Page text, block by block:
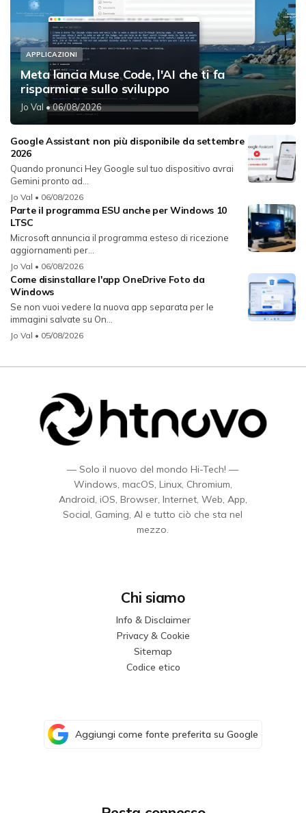
APPLICAZIONI
Meta lancia Muse Code, l'AI che ti fa
risparmiare sullo sviluppo
Jo Val • 06/08/2026
Google Assistant non più disponibile da settembre
2026
Quando pronunci Hey Google sul tuo dispositivo avrai
Gemini pronto ad...
Jo Val • 06/08/2026
Parte il programma ESU anche per Windows 10
LTSC
Microsoft annuncia il programma esteso di ricezione
aggiornamenti per...
Jo Val • 06/08/2026
Come disinstallare l'app OneDrive Foto da
Windows
Se non vuoi vedere la nuova app separata per le
immagini salvate su On...
Jo Val • 05/08/2026
— Solo il nuovo del mondo Hi-Tech! —
Windows, macOS, Linux, Chromium,
Android, iOS, Browser, Internet, Web, App,
Social, Gaming, AI e tutto ciò che sta nel
mezzo.
Chi siamo
Info & Disclaimer
Privacy & Cookie
Sitemap
Codice etico
Aggiungi come fonte preferita su Google